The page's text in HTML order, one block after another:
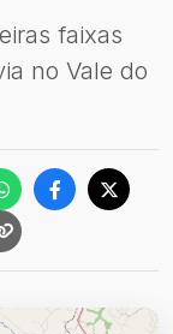
faixas
no Vale do